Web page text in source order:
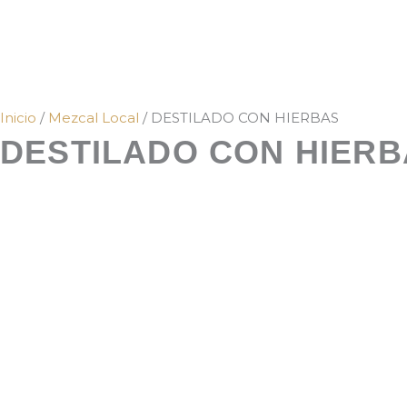
Inicio / Mezcal Local / DESTILADO CON HIERBAS
DESTILADO CON